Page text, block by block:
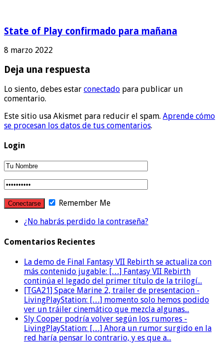
State of Play confirmado para mañana
8 marzo 2022
Deja una respuesta
Lo siento, debes estar conectado para publicar un
comentario.
Este sitio usa Akismet para reducir el spam. Aprende cómo
se procesan los datos de tus comentarios.
Login
Remember Me
¿No habrás perdido la contraseña?
Comentarios Recientes
La demo de Final Fantasy VII Rebirth se actualiza con
más contenido jugable: […] Fantasy VII Rebirth
continúa el legado del primer título de la trilogí...
[TGA21] Space Marine 2, trailer de presentacion -
LivingPlayStation: […] momento solo hemos podido
ver un tráiler cinemático que mezcla algunas...
Sly Cooper podría volver según los rumores -
LivingPlayStation: […] Ahora un rumor surgido en la
red haría pensar lo contrario, y es que a...